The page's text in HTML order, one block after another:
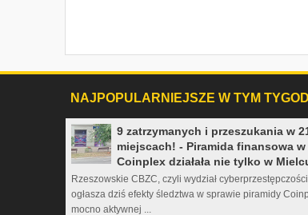
NAJPOPULARNIEJSZE W TYM
9 zatrzymanych i przeszukania w
miejscach! - Piramida finansowa
Coinplex działała nie tylko w
Rzeszowskie CBZC, czyli wydział
ogłasza dziś efekty śledztwa w sprawie piramidy
mocno aktywnej ...